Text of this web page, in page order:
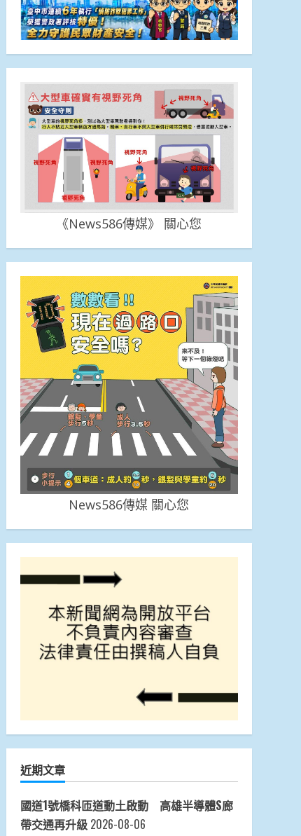
《News586傳媒》 關心您
News586傳媒 關心您
近期文章
國道1號橋科匝道動土啟動 高雄半導體S廊
帶交通再升級 2026-08-06